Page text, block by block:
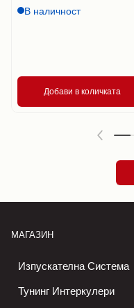
В наличност
Добави в количката
МАГАЗИН
Изпускателна Система
Тунинг Интеркулери